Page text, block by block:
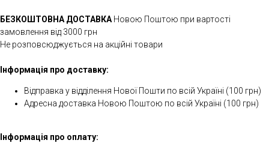
БЕЗКОШТОВНА ДОСТАВКАНовою Поштою при вартості
замовлення від 3000 грн
Не розповсюджується на акційні товари
Інформація про доставку:
Відправка у відділення Нової Пошти по всій Україні (100 грн)
Адресна доставка Новою Поштою по всій Україні (100 грн)
Інформація про оплату: